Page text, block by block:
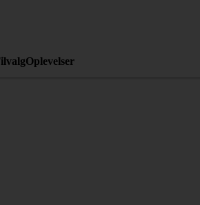
Oplevelser